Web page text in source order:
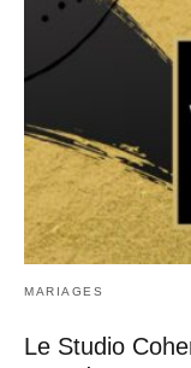
MARIAGES
Le Studio